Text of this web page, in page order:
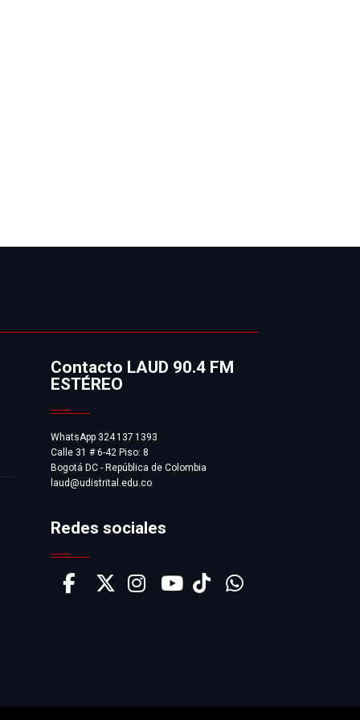
Contacto LAUD 90.4 FM
ESTÉREO
WhatsApp 324 137 1393
Calle 31 # 6-42 Piso: 8
Bogotá DC - República de Colombia
laud@udistrital.edu.co
Redes sociales